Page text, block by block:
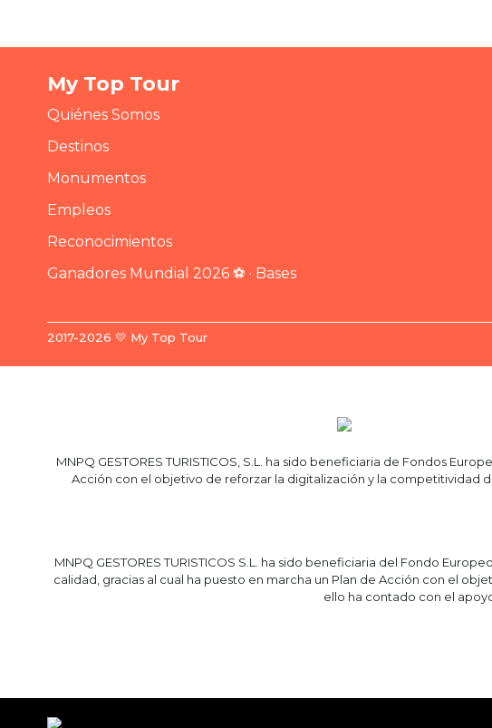
My Top Tour
Quiénes Somos
Destinos
Monumentos
Empleos
Reconocimientos
Ganadores Mundial 2026 ⚽ · Bases
2017-2026 💛 My Top Tour
MNPQ GESTORES TURISTICOS, S.L. ha sido beneficiaria de Fondos
Acción con el objetivo de reforzar la digitalización y la competitividad
MNPQ GESTORES TURISTICOS S.L. ha sido beneficiaria del Fondo
calidad, gracias al cual ha puesto en marcha un Plan de Acción con el
ello ha contado con el